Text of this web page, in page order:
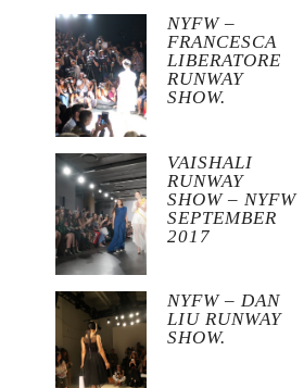
NYFW –
FRANCESCA
LIBERATORE
RUNWAY
SHOW.
VAISHALI
RUNWAY
SHOW – NYFW
SEPTEMBER
2017
NYFW – DAN
LIU RUNWAY
SHOW.